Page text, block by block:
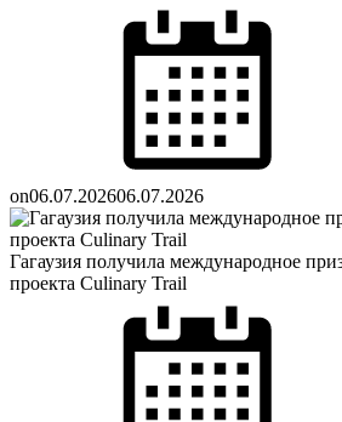
on06.07.202606.07.2026
Гагаузия получила международное
проекта Culinary Trail